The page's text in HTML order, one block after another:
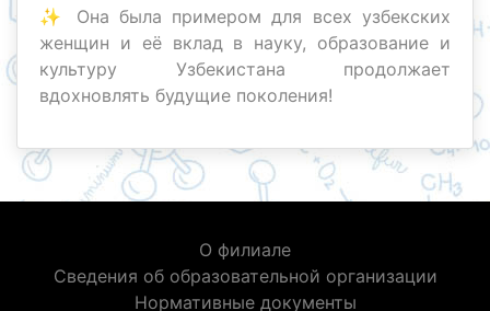
✨ Она была примером для всех узбекских
женщин и её вклад в науку, образование и
культуру Узбекистана продолжает
вдохновлять будущие поколения!
О филиале
Сведения об образовательной организации
Нормативные документы